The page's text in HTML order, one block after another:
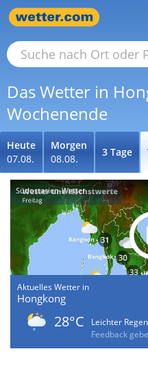
Das Wetter in
Wochenende
Heute
07.08.
Morgen
08.08.
3 Tage
Südostasien-Wetter
Aktuelles Wetter in
Hongkong
28°C
Leichter Regen
Feedback